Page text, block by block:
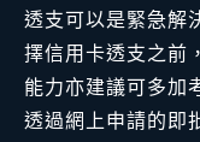
透支可以是緊急解
擇信用卡透支之前
能力亦建議可多加
透過網上申請的即